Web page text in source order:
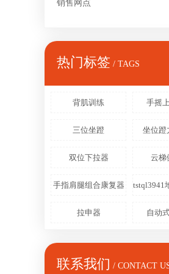
销售网点
热门标签 / TAGS
背肌训练 手摇
三位坐蹬 坐位蹬
双位下拉器 云梯
手指肩腿组合康复器
拉申器 自动
联系我们 / CONTACT